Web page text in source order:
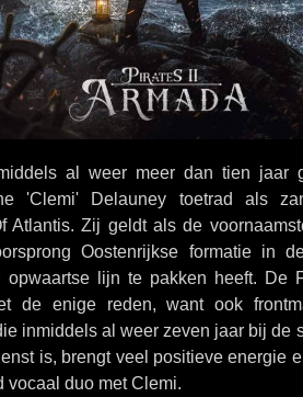
al weer meer dan tien jaar
'Clemi' Delauney toetrad als
Atlantis. Zij geldt als de
Oostenrijkse formatie in
opwaartse lijn te pakken heeft. De
de enige reden, want ook
inmiddels al weer zeven jaar bij de
is, brengt veel positieve energie
vocaal duo met Clemi.